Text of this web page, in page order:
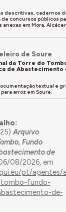
descritivas, cadernos
concursos públicos
em Mora, Alcácer
de Soure
da Torre do
de Abastecimento
textual e
arroz em Soure.
Arquivo
Fundo
de
08/2026, em
pt/agentes/
fundo-
de-